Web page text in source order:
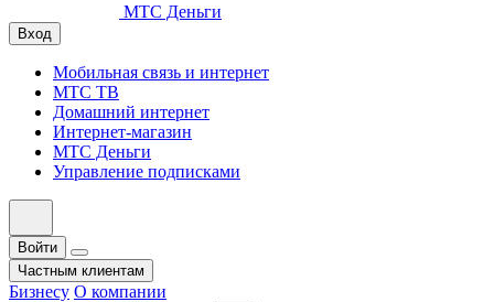
МТС Деньги
Вход
Мобильная связь и интернет
МТС ТВ
Домашний интернет
Интернет-магазин
МТС Деньги
Управление подписками
Войти
Частным клиентам
Бизнесу О компании